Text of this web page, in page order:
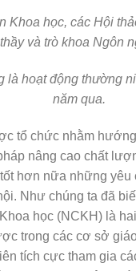
Khoa học, các Hội
và trò khoa Ngôn
là hoạt động thường
năm qua.
tổ chức nhằm
nâng cao chất
hơn nữa những yêu
Như chúng ta đã
học (NCKH) là
trong các cơ sở
tích cực tham gia